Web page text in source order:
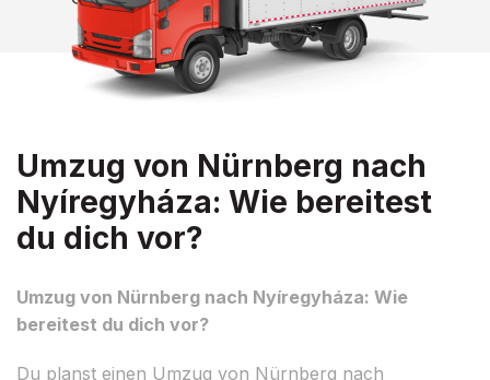
Umzug von Nürnberg nach
Nyíregyháza: Wie bereitest
du dich vor?
Umzug von Nürnberg nach Nyíregyháza: Wie
bereitest du dich vor?
Du planst einen Umzug von Nürnberg nach